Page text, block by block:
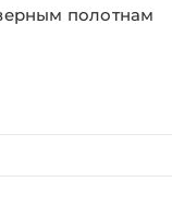
полотнам